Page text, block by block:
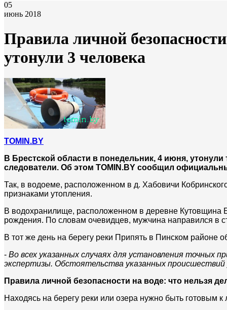
05
июнь 2018
Правила личной
утонули 3 человека
TOMIN.BY
В Брестской области в понедельник, 4 июня,
следователи. Об этом TOMIN.BY сообщил
Так, в водоеме, расположенном в д. Хабовичи
признаками утопления.
В водохранилище, расположенном в деревне Кутовщина
рождения. По словам очевидцев, мужчина направился в
В тот же день на берегу реки Припять в Пинском районе
- Во всех указанных случаях для установления точных
экспертизы. Обстоятельства указанных
Правила личной безопасности на воде: что нельзя
Находясь на берегу реки или озера нужно быть готовым